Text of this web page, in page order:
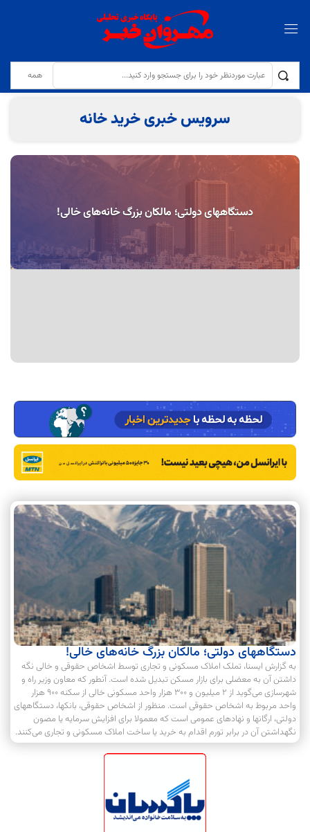
تولایی: کیفیت نان و مقابله با کم‌فروشی در نانوایی‌ها با جدیت دنبال می‌شود
سرویس خبری خرید خانه
دستگاههای دولتی؛ مالکان بزرگ خانه‌های خالی!
دستگاههای دولتی؛ مالکان بزرگ خانه‌های خالی!
به گزارش ایسنا، تملک املاک مسکونی و تجاری توسط اشخاص حقوقی و خالی نگه
داشتن آن به معضلی برای بازار مسکن تبدیل شده است. آنطور که معاون وزیر راه و
شهرسازی می‌گوید از ۲ میلیون و ۳۰۰ هزار واحد مسکونی خالی از سکنه ۹۰۰ هزار
واحد مربوط به اشخاص حقوقی است. منظور از اشخاص حقوقی، بانکها، دستگاههای
دولتی، ارگانها و نهادهای عمومی است که معمولا برای افزایش سرمایه یا مصون
نگهداشتن آن در برابر تورم اقدام به خرید یا ساخت املاک مسکونی و تجاری می‌کنند.